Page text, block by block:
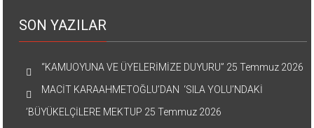
SON YAZILAR
“KAMUOYUNA VE ÜYELERİMİZE DUYURU” 25 Temmuz 2026
MACİT KARAAHMETOĞLU’DAN ‘SILA YOLU’NDAKİ
’BÜYÜKELÇİLERE MEKTUP 25 Temmuz 2026